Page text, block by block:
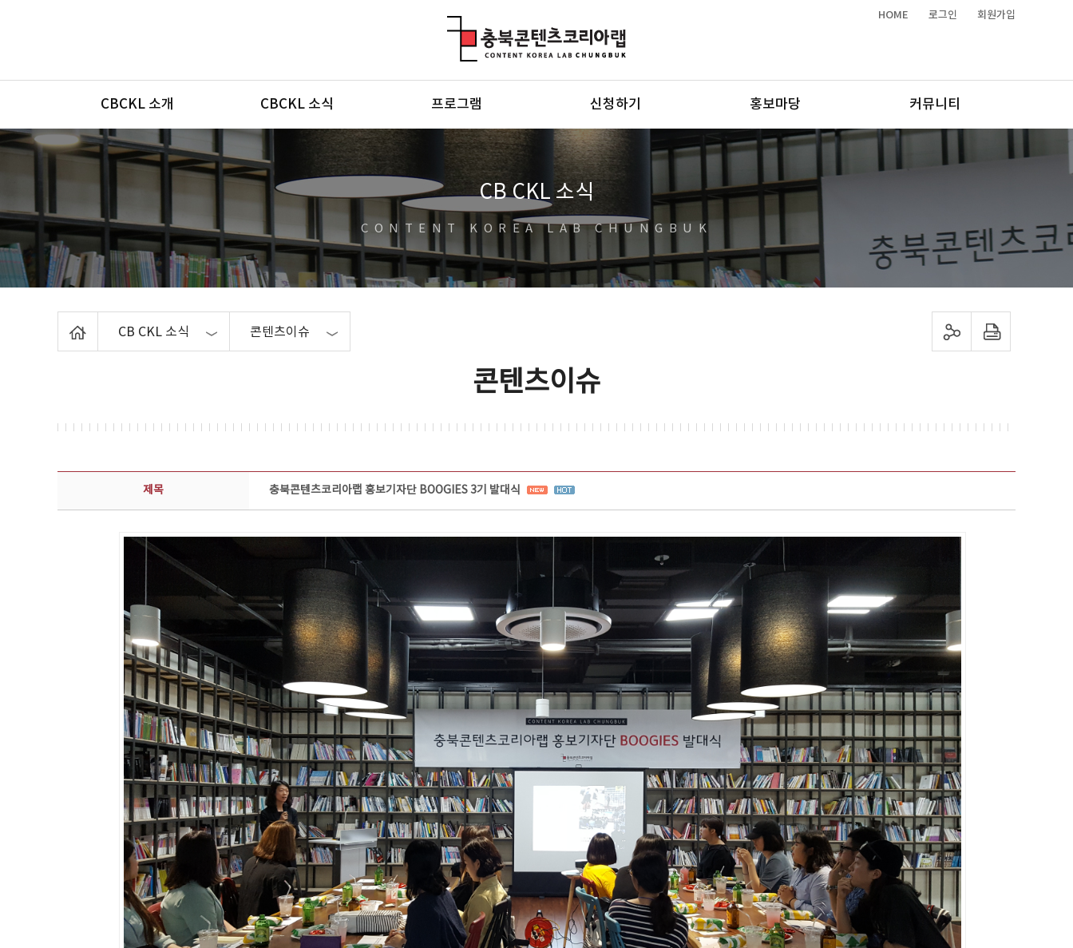
HOME 로그인 회원가입
메뉴
CBCKL 소개 CBCKL 소식 프로그램 신청하기 홍보마당 커뮤니티
CB CKL 소식
CONTENT KOREA LAB CHUNGBUK
CB CKL 소식 콘텐츠이슈 sns 공유하기 프린트하기
콘텐츠이슈
콘텐츠이슈 상세보기 - 제목, 담당부서, 담당자, 담당연락처, 내용, 첨부파일 정보 제공
제목 충북콘텐츠코리아랩 홍보기자단 BOOGIES 3기 발대식